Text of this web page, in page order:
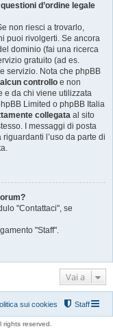
d’ordine legale
non riesci a trovarlo,
puoi rivolgerti. Se ancora
dominio (fai una ricerca
gratuito (ad es.
servizio. Nota che phpBB
controllo e non
e da chi viene utilizzata
Limited o phpBB Italia
collegata al sito
I messaggi di posta
l’uso da parte di
"Contattaci", se
"Staff".
Vai a
Staff
sui cookies
reserved.